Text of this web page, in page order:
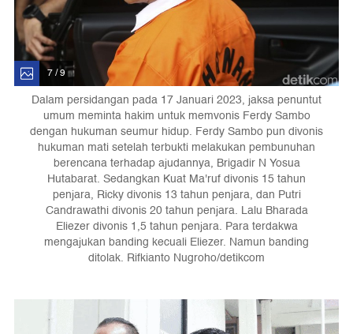
7 / 9
Dalam persidangan pada 17 Januari 2023, jaksa penuntut
umum meminta hakim untuk memvonis Ferdy Sambo
dengan hukuman seumur hidup. Ferdy Sambo pun divonis
hukuman mati setelah terbukti melakukan pembunuhan
berencana terhadap ajudannya, Brigadir N Yosua
Hutabarat. Sedangkan Kuat Ma'ruf divonis 15 tahun
penjara, Ricky divonis 13 tahun penjara, dan Putri
Candrawathi divonis 20 tahun penjara. Lalu Bharada
Eliezer divonis 1,5 tahun penjara. Para terdakwa
mengajukan banding kecuali Eliezer. Namun banding
ditolak. Rifkianto Nugroho/detikcom